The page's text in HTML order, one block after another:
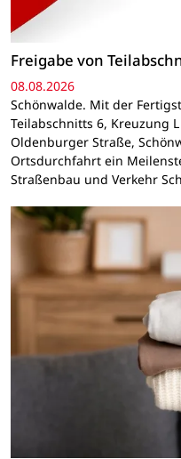
Freigabe von
08.08.2026
Schönwalde. Mit der
Teilabschnitts 6, Kreuzung
Oldenburger Straße,
Ortsdurchfahrt ein
Straßenbau und Verkehr